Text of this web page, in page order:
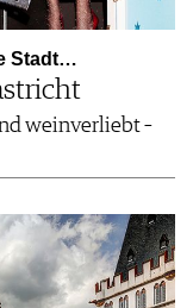
Stadt…
weinverliebt –